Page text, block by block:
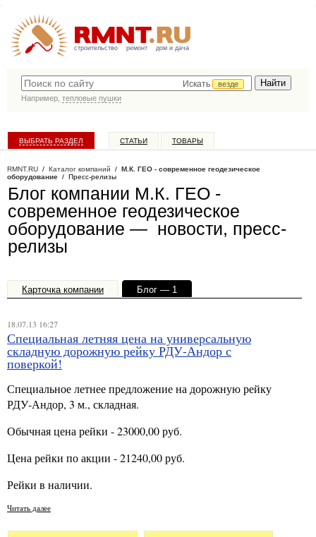
строительство ремонт дом и дача
Искать
везде
Например, тепловые пушки
ВЫБРАТЬ РАЗДЕЛ СТАТЬИ ТОВАРЫ
RMNT.RU / Каталог компаний / М.К. ГЕО - современное геодезическое
оборудование / Пресс-релизы
Блог компании М.К. ГЕО -
современное геодезическое
оборудование — новости, пресс-
релизы
Карточка компании
Блог — 1
18.07.13 16:27
Специальная летняя цена на универсальную
складную дорожную рейку РДУ-Андор с
поверкой!
Специальное летнее предложение на дорожную рейку
РДУ-Андор, 3 м., складная.
Обычная цена рейки - 23000,00 руб.
Цена рейки по акции - 21240,00 руб.
Рейки в наличии.
Читать далее